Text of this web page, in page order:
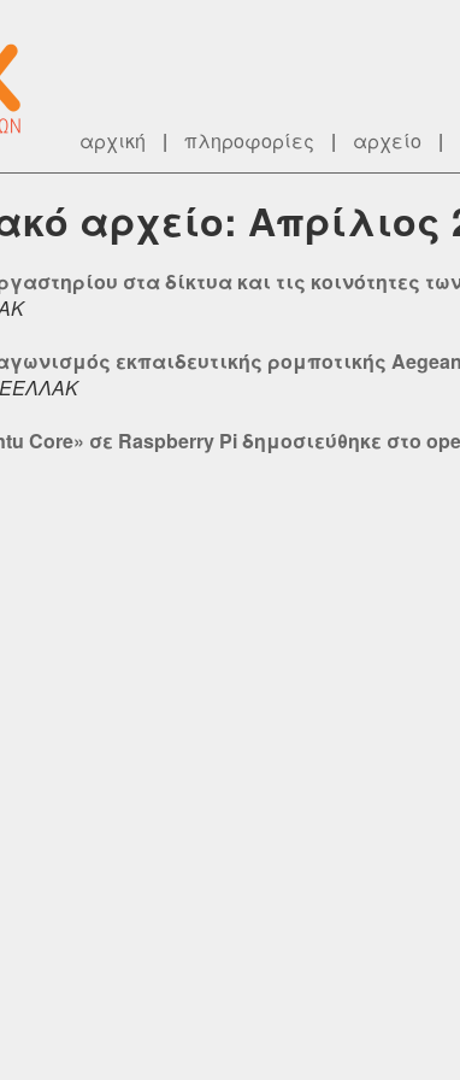
αρχική | πληροφορίες | αρχείο |
αρχείο: Απρίλιος
στα δίκτυα και τις κοινότητες
εκπαιδευτικής ρομποτικής
ΕΕΛΛΑΚ
Core» σε Raspberry Pi δημοσιεύθηκε στο